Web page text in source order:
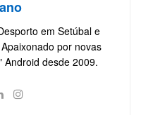
em Setúbal e
por novas
Android desde 2009.